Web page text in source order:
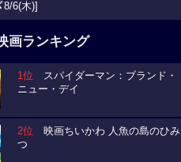
6(木)]
画ランキング
1位 スパイダーマン：ブランド・
ニュー・デイ
2位 映画ちいかわ 人魚の島のひみ
つ